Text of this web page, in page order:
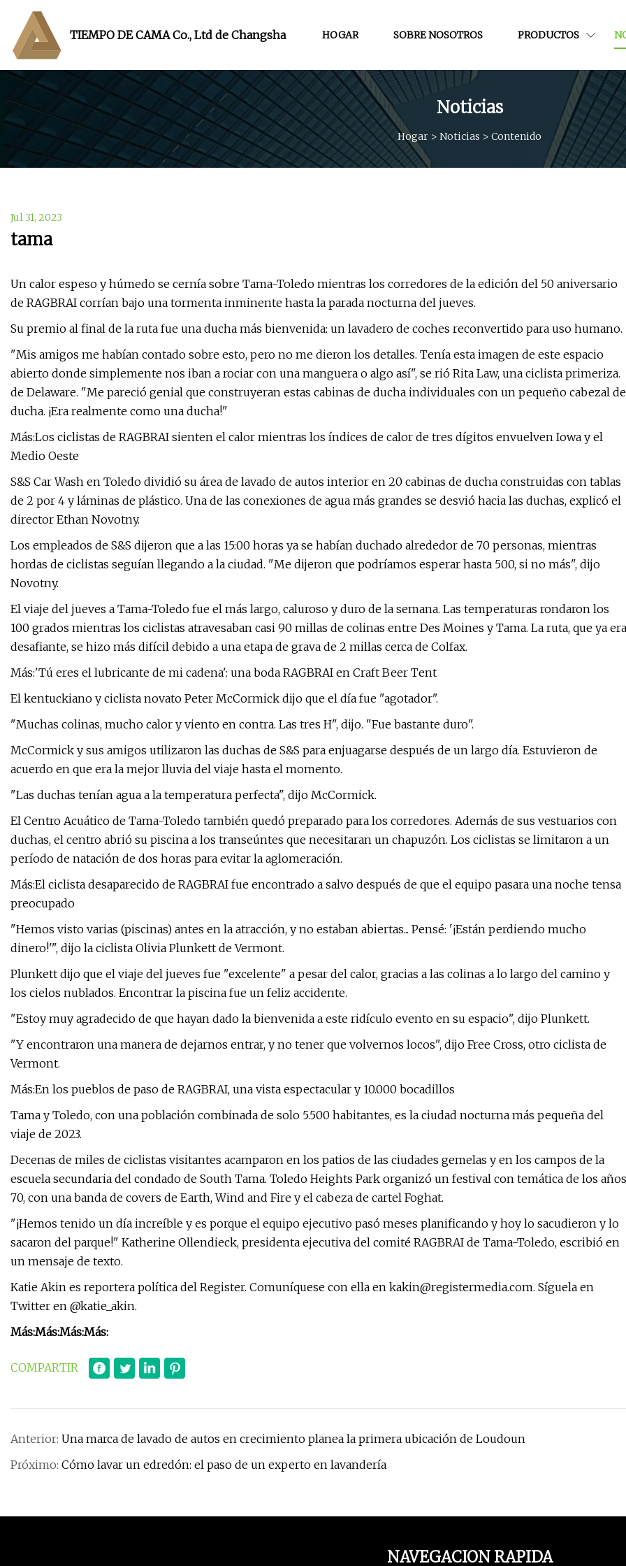
TIEMPO DE CAMA Co., Ltd de Changsha HOGAR SOBRE NOSOTROS PRODUCTOS
Noticias
Hogar > Noticias > Contenido
Jul 31, 2023
tama
Un calor espeso y húmedo se cernía sobre Tama-Toledo mientras los corredores de la edición del 50 aniversario
de RAGBRAI corrían bajo una tormenta inminente hasta la parada nocturna del jueves.
Su premio al final de la ruta fue una ducha más bienvenida: un lavadero de coches reconvertido para uso humano.
"Mis amigos me habían contado sobre esto, pero no me dieron los detalles. Tenía esta imagen de este espacio
abierto donde simplemente nos iban a rociar con una manguera o algo así", se rió Rita Law, una ciclista primeriza.
de Delaware. "Me pareció genial que construyeran estas cabinas de ducha individuales con un pequeño cabezal de
ducha. ¡Era realmente como una ducha!"
Más:Los ciclistas de RAGBRAI sienten el calor mientras los índices de calor de tres dígitos envuelven Iowa y el
Medio Oeste
S&S Car Wash en Toledo dividió su área de lavado de autos interior en 20 cabinas de ducha construidas con tablas
de 2 por 4 y láminas de plástico. Una de las conexiones de agua más grandes se desvió hacia las duchas, explicó el
director Ethan Novotny.
Los empleados de S&S dijeron que a las 15:00 horas ya se habían duchado alrededor de 70 personas, mientras
hordas de ciclistas seguían llegando a la ciudad. "Me dijeron que podríamos esperar hasta 500, si no más", dijo
Novotny.
El viaje del jueves a Tama-Toledo fue el más largo, caluroso y duro de la semana. Las temperaturas rondaron los
100 grados mientras los ciclistas atravesaban casi 90 millas de colinas entre Des Moines y Tama. La ruta, que ya era
desafiante, se hizo más difícil debido a una etapa de grava de 2 millas cerca de Colfax.
Más:'Tú eres el lubricante de mi cadena': una boda RAGBRAI en Craft Beer Tent
El kentuckiano y ciclista novato Peter McCormick dijo que el día fue "agotador".
"Muchas colinas, mucho calor y viento en contra. Las tres H", dijo. "Fue bastante duro".
McCormick y sus amigos utilizaron las duchas de S&S para enjuagarse después de un largo día. Estuvieron de
acuerdo en que era la mejor lluvia del viaje hasta el momento.
"Las duchas tenían agua a la temperatura perfecta", dijo McCormick.
El Centro Acuático de Tama-Toledo también quedó preparado para los corredores. Además de sus vestuarios con
duchas, el centro abrió su piscina a los transeúntes que necesitaran un chapuzón. Los ciclistas se limitaron a un
período de natación de dos horas para evitar la aglomeración.
Más:El ciclista desaparecido de RAGBRAI fue encontrado a salvo después de que el equipo pasara una noche tensa
preocupado
"Hemos visto varias (piscinas) antes en la atracción, y no estaban abiertas... Pensé: '¡Están perdiendo mucho
dinero!'", dijo la ciclista Olivia Plunkett de Vermont.
Plunkett dijo que el viaje del jueves fue "excelente" a pesar del calor, gracias a las colinas a lo largo del camino y
los cielos nublados. Encontrar la piscina fue un feliz accidente.
"Estoy muy agradecido de que hayan dado la bienvenida a este ridículo evento en su espacio", dijo Plunkett.
"Y encontraron una manera de dejarnos entrar, y no tener que volvernos locos", dijo Free Cross, otro ciclista de
Vermont.
Más:En los pueblos de paso de RAGBRAI, una vista espectacular y 10.000 bocadillos
Tama y Toledo, con una población combinada de solo 5.500 habitantes, es la ciudad nocturna más pequeña del
viaje de 2023.
Decenas de miles de ciclistas visitantes acamparon en los patios de las ciudades gemelas y en los campos de la
escuela secundaria del condado de South Tama. Toledo Heights Park organizó un festival con temática de los años
70, con una banda de covers de Earth, Wind and Fire y el cabeza de cartel Foghat.
"¡Hemos tenido un día increíble y es porque el equipo ejecutivo pasó meses planificando y hoy lo sacudieron y lo
sacaron del parque!" Katherine Ollendieck, presidenta ejecutiva del comité RAGBRAI de Tama-Toledo, escribió en
un mensaje de texto.
Katie Akin es reportera política del Register. Comuníquese con ella en kakin@registermedia.com. Síguela en
Twitter en @katie_akin.
Más:Más:Más:Más:
COMPARTIR
Anterior: Una marca de lavado de autos en crecimiento planea la primera ubicación de Loudoun
Próximo: Cómo lavar un edredón: el paso de un experto en lavandería
NAVEGACION RAPIDA